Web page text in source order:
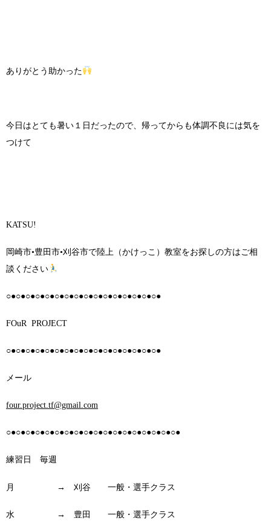
ありがとう助かった
今日はとても暑い１日だったので、帰ってからも体調不良には気を
つけて
KATSU!
岡崎市•豊田市•刈谷市で陸上（かけっこ）教室をお探しの方はご相
談ください
○●○●○●○●○●○●○●○●○●○●○●○●○●○●○●○●
FOuR PROJECT
○●○●○●○●○●○●○●○●○●○●○●○●○●○●○●○●
メール
four.project.tf@gmail.com
○●○●○●○●○●○●○●○●○●○●○●○●○●○●○●○●○●○●
練習日 毎週
月 → 刈谷 一般・選手クラス
水 → 豊田 一般・選手クラス